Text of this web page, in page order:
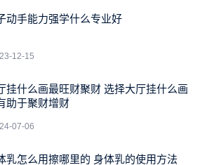
中带来帮助！
动手能力强学什么专业好
12-15
挂什么画最旺财聚财 选择大厅挂什么画
助于聚财增财
07-06
乳怎么用擦哪里的 身体乳的使用方法